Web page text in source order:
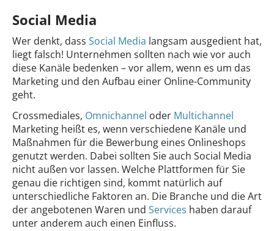
Social Media
Wer denkt, dass Social Media langsam ausgedient hat,
liegt falsch! Unternehmen sollten nach wie vor auch
diese Kanäle bedenken – vor allem, wenn es um das
Marketing und den Aufbau einer Online-Community
geht.
Crossmediales, Omnichannel oder Multichannel
Marketing heißt es, wenn verschiedene Kanäle und
Maßnahmen für die Bewerbung eines Onlineshops
genutzt werden. Dabei sollten Sie auch Social Media
nicht außen vor lassen. Welche Plattformen für Sie
genau die richtigen sind, kommt natürlich auf
unterschiedliche Faktoren an. Die Branche und die Art
der angebotenen Waren und Services haben darauf
unter anderem auch einen Einfluss.